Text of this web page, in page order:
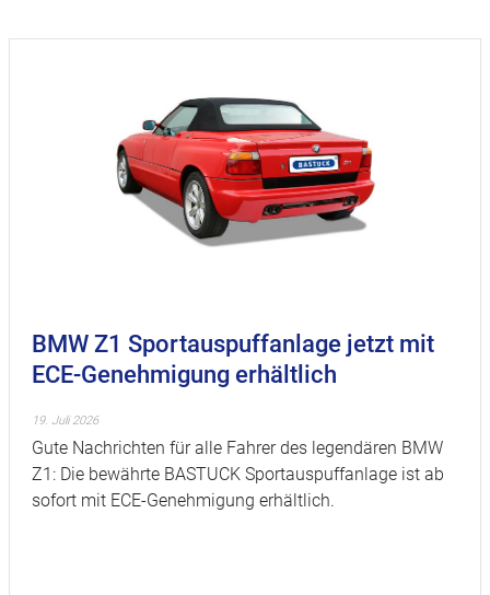
BMW Z1 Sportauspuffanlage jetzt mit
ECE-Genehmigung erhältlich
19. Juli 2026
Gute Nachrichten für alle Fahrer des legendären BMW
Z1: Die bewährte BASTUCK Sportauspuffanlage ist ab
sofort mit ECE-Genehmigung erhältlich.